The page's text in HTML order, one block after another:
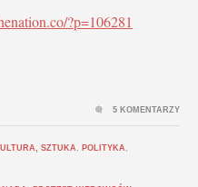
?p=106281
SZTUKA POLITYKA
5 KOMENTARZY